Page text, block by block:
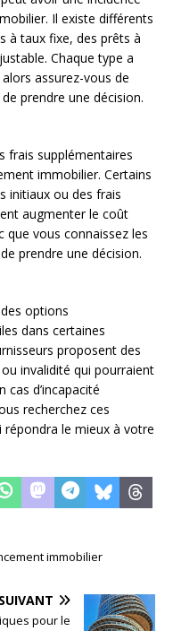
Il existe différents
à taux fixe, des prêts à
Chaque type a
assurez-vous de
prendre une décision.
frais supplémentaires
immobilier. Certains
initiaux ou des frais
augmenter le coût
que vous connaissez les
prendre une décision.
options
dans certaines
proposent des
invalidité qui pourraient
d’incapacité
recherchez ces
le mieux à votre
immobilier
SUIVANT
pour le